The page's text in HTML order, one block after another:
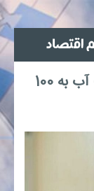
آموزش راهکارهای مدیریت مصرف آب به 100